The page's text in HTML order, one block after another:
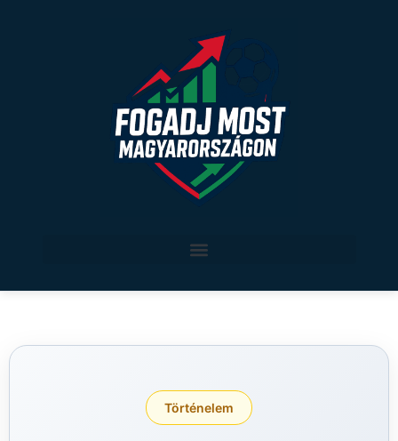
Legjobb sportfogadási oldalak Magyarországon
Történelem